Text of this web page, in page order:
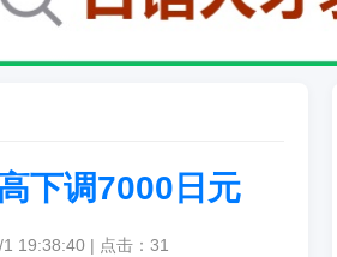
下调7000日元
19:38:40 | 点击： 31